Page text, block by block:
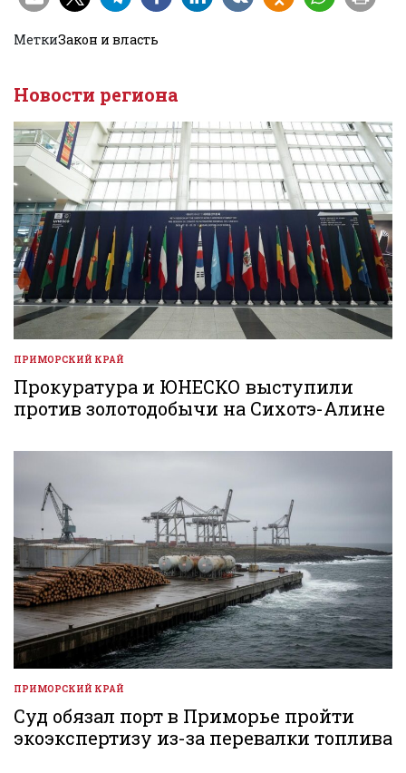
МеткиЗакон и власть
Новости региона
ОПУБЛИКОВАНО
В
ПРИМОРСКИЙ КРАЙ
Прокуратура и ЮНЕСКО выступили
против золотодобычи на Сихотэ-Алине
ОПУБЛИКОВАНО
В
ПРИМОРСКИЙ КРАЙ
Суд обязал порт в Приморье пройти
экоэкспертизу из-за перевалки топлива